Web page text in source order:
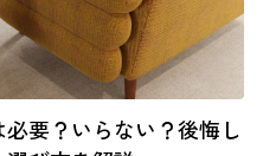
要？いらない？後悔し